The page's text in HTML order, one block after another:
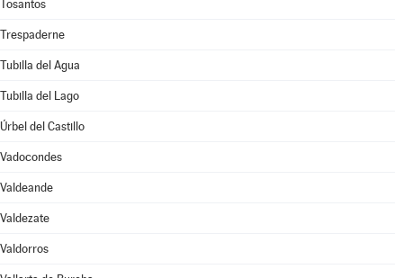
Tosantos
Trespaderne
Tubilla del Agua
Tubilla del Lago
Úrbel del Castillo
Vadocondes
Valdeande
Valdezate
Valdorros